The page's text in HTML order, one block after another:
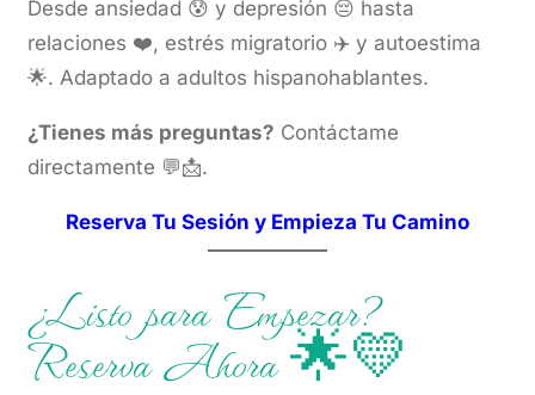
Desde ansiedad 😰 y depresión 😔 hasta
relaciones ❤️, estrés migratorio ✈️ y autoestima
🌟. Adaptado a adultos hispanohablantes.
¿Tienes más preguntas? Contáctame
directamente 💬📩.
Reserva Tu Sesión y Empieza Tu Camino
¿Listo para Empezar?
Reserva Ahora 🌟💛